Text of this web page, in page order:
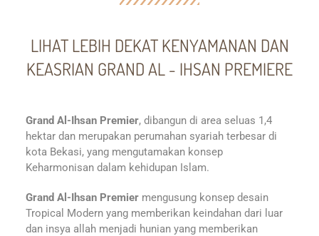
LIHAT LEBIH DEKAT KENYAMANAN DAN
KEASRIAN GRAND AL - IHSAN PREMIERE
Grand Al-Ihsan Premier, dibangun di area seluas 1,4
hektar dan merupakan perumahan syariah terbesar di
kota Bekasi, yang mengutamakan konsep
Keharmonisan dalam kehidupan Islam.
Grand Al-Ihsan Premier mengusung konsep desain
Tropical Modern yang memberikan keindahan dari luar
dan insya allah menjadi hunian yang memberikan